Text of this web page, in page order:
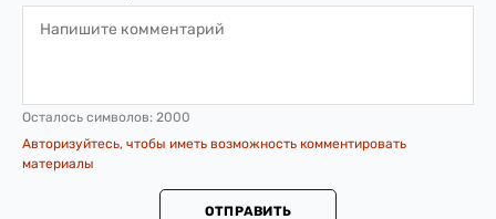
Осталось символов: 2000
Авторизуйтесь, чтобы иметь возможность комментировать
материалы
ОТПРАВИТЬ